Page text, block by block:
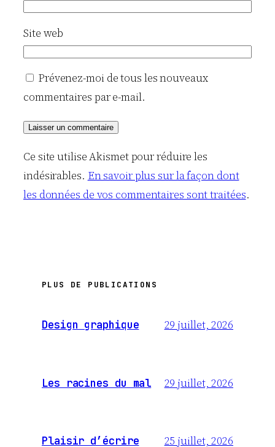
Site web
Prévenez-moi de tous les nouveaux
commentaires par e-mail.
Ce site utilise Akismet pour réduire les
indésirables. En savoir plus sur la façon dont
les données de vos commentaires sont traitées.
PLUS DE PUBLICATIONS
Design graphique 29 juillet, 2026
Les racines du mal 29 juillet, 2026
Plaisir d’écrire 25 juillet, 2026